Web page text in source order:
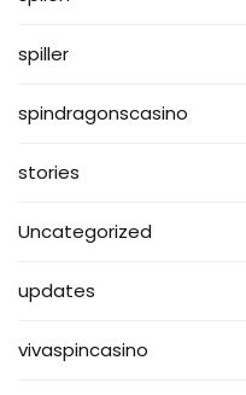
spiller
spindragonscasino
stories
Uncategorized
updates
vivaspincasino